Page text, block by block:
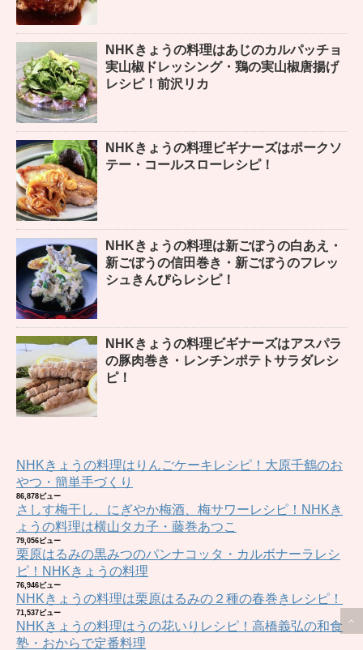
NHKきょうの料理はあじのカルパッチョ
実山椒ドレッシング・鶏の実山椒唐揚げ
レシピ！前沢リカ
NHKきょうの料理ビギナーズはポークソ
テー・コールスローレシピ！
NHKきょうの料理は新ごぼうの白あえ・
新ごぼうの信田巻き・新ごぼうのフレッ
シュきんぴらレシピ！
NHKきょうの料理ビギナーズはアスパラ
の豚肉巻き・レンチンポテトサラダレシ
ピ！
NHKきょうの料理はりんごケーキレシピ！大原千鶴のお
やつ・簡単手づくり
86,878ビュー
さしす梅干し、にぎやか梅酒、梅サワーレシピ！NHKき
ょうの料理は横山タカ子・藤巻あつこ
79,056ビュー
栗原はるみの黒みつのパンナコッタ・カルボナーラレシ
ピ！NHKきょうの料理
76,946ビュー
NHKきょうの料理は栗原はるみの２種の春巻きレシピ！
71,537ビュー
NHKきょうの料理はうの花いりレシピ！高橋義弘の和食
塾・おからで定番料理